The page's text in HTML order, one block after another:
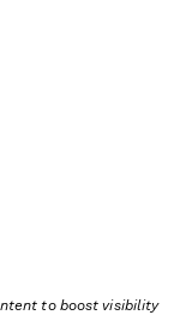
to boost visibility